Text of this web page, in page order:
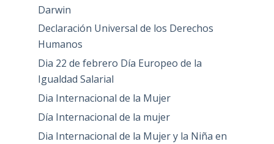
Darwin
Declaración Universal de los Derechos
Humanos
Dia 22 de febrero Día Europeo de la
Igualdad Salarial
Dia Internacional de la Mujer
Día Internacional de la mujer
Dia Internacional de la Mujer y la Niña en